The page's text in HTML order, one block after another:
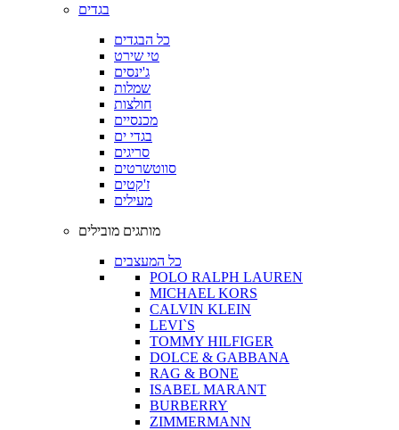
בגדים
כל הבגדים
טי שירט
ג'ינסים
שמלות
חולצות
מכנסיים
בגדי ים
סריגים
סווטשרטים
ז'קטים
מעילים
מותגים מובילים
כל המעצבים
POLO RALPH LAUREN
MICHAEL KORS
CALVIN KLEIN
LEVI`S
TOMMY HILFIGER
DOLCE & GABBANA
RAG & BONE
ISABEL MARANT
BURBERRY
ZIMMERMANN